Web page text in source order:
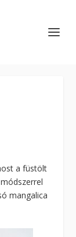
a füstölt
mangalica